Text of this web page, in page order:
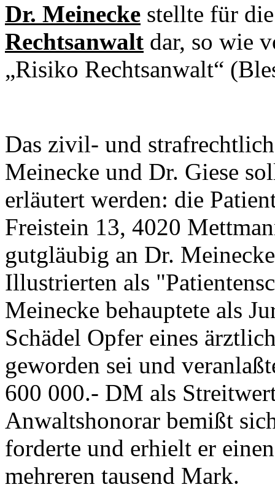
Dr. Meinecke stellte für
Rechtsanwalt dar, so wie
„Risiko Rechtsanwalt“
Das zivil- und
Meinecke und Dr. Giese
erläutert werden: die
Freistein 13, 4020
gutgläubig an Dr.
Illustrierten als
Meinecke behauptete als
Schädel Opfer eines
geworden sei und
600 000.- DM als
Anwaltshonorar bemißt
forderte und erhielt er
mehreren tausend Mark.